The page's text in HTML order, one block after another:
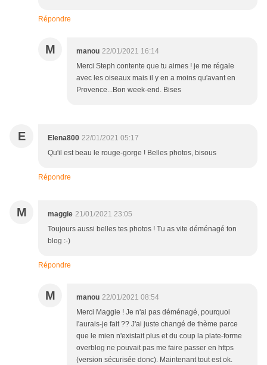
Répondre
M manou 22/01/2021 16:14
Merci Steph contente que tu aimes ! je me régale
avec les oiseaux mais il y en a moins qu'avant en
Provence...Bon week-end. Bises
E Elena800 22/01/2021 05:17
Qu'il est beau le rouge-gorge ! Belles photos, bisous
Répondre
M maggie 21/01/2021 23:05
Toujours aussi belles tes photos ! Tu as vite déménagé ton
blog :-)
Répondre
M manou 22/01/2021 08:54
Merci Maggie ! Je n'ai pas déménagé, pourquoi
l'aurais-je fait ?? J'ai juste changé de thème parce
que le mien n'existait plus et du coup la plate-forme
overblog ne pouvait pas me faire passer en https
(version sécurisée donc). Maintenant tout est ok.